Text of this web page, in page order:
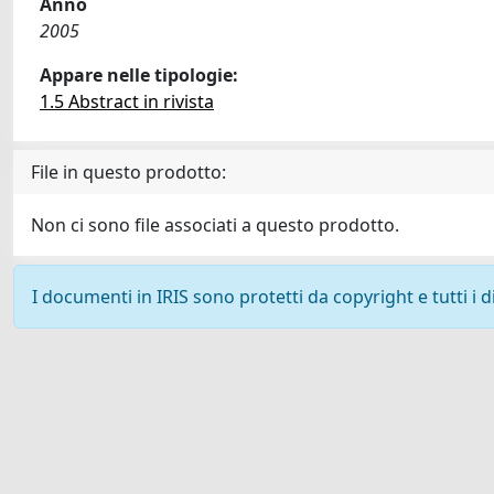
2005
Appare nelle tipologie:
1.5 Abstract in rivista
File in questo prodotto:
Non ci sono file associati a questo prodotto.
I documenti in IRIS sono protetti da copyright e tutti i